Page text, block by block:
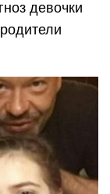
девочки